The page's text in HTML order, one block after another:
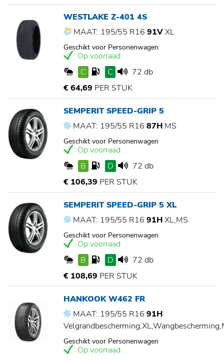
WESTLAKE Z-401 4S
MAAT: 195/55 R16 91VXL
Geschikt voor Personenwagen
Op voorraad
C
C
72 db
€ 64,69 PER STUK
SEMPERIT SPEED-GRIP 5
MAAT: 195/55 R16 87H MS
Geschikt voor Personenwagen
Op voorraad
B
D
72 db
€ 106,39 PER STUK
SEMPERIT SPEED-GRIP 5 XL
MAAT: 195/55 R16 91HXL,MS
Geschikt voor Personenwagen
Op voorraad
B
D
72 db
€ 108,69 PER STUK
HANKOOK W462 FR
MAAT: 195/55 R16 91H
Geschikt voor Personenwagen
Op voorraad